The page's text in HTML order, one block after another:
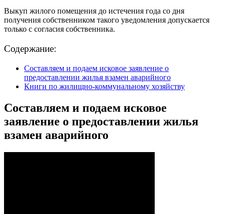
Выкуп жилого помещения до истечения года со дня
получения собственником такого уведомления допускается
только с согласия собственника.
Содержание:
Составляем и подаем исковое заявление о
предоставлении жилья взамен аварийного
Книги по жилищно-коммунальному хозяйству
Составляем и подаем исковое
заявление о предоставлении жилья
взамен аварийного